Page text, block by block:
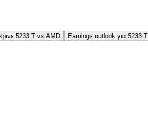
5233.T vs AMD Earnings outlook για 5233.T